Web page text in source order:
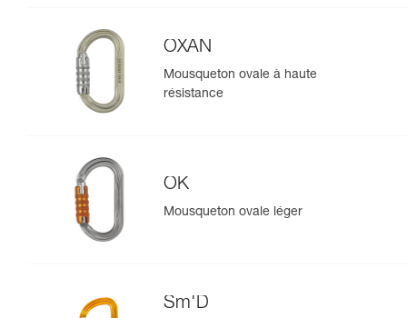
OXAN
Mousqueton ovale à haute
résistance
OK
Mousqueton ovale léger
Sm'D